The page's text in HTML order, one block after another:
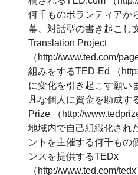
何千ものボランティアか
幕、対話型の書き起こし
Translation Project
（http://www.ted.com/
組みをするTED-Ed （
に変化を引き起こす願い
凡な個人に資金を助成す
Prize （http://
地域内で自己組織化され
ントを主催する何千もの
ンスを提供するTEDx
（http://www.ted.com/